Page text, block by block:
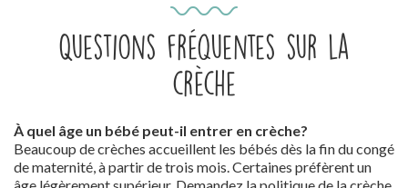
Questions fréquentes sur la
crèche
À quel âge un bébé peut-il entrer en crèche?
Beaucoup de crèches accueillent les bébés dès la fin du congé
de maternité, à partir de trois mois. Certaines préfèrent un